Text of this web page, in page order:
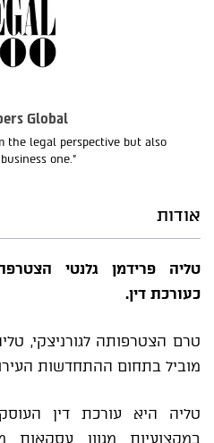
Global
the legal perspective but also
one.”
אודות
כעורכת דין.
טרם הצטרפותה לגורניצקי,
מוביל בתחום ההתחדשות
טליה היא עורכת דין
במקצועיות מגוון עסקאות